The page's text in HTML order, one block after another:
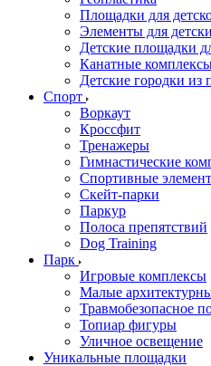
Площадки для
Элементы для
Детские площадки
Канатные
Детские городки из
Спорт
Воркаут
Кроссфит
Тренажеры
Гимнастические
Спортивные
Скейт-парки
Паркур
Полоса препятствий
Dog Training
Парк
Игровые комплексы
Малые
Травмобезопасное
Топиар фигуры
Уличное освещение
Уникальные площадки